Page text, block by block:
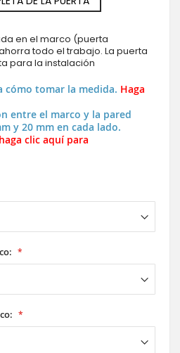
en el marco (puerta
todo el trabajo. La puerta
para la instalación
cómo tomar la medida. Haga
entre el marco y la pared
y 20 mm en cada lado.
haga clic aquí para